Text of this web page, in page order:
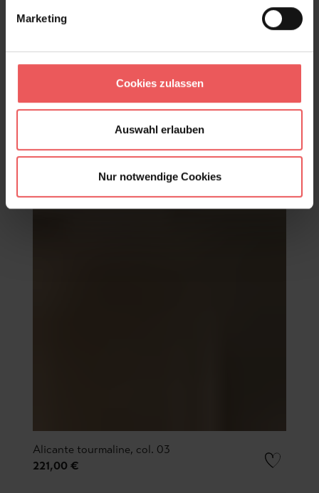
Marketing
Cookies zulassen
Auswahl erlauben
Nur notwendige Cookies
Alicante tourmaline, col. 05
221,00 €
Alicante tourmaline, col. 03
221,00 €